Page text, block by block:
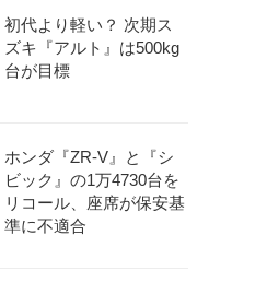
初代より軽い？ 次期ス
ズキ『アルト』は500kg
台が目標
ホンダ『ZR-V』と『シ
ビック』の1万4730台を
リコール、座席が保安基
準に不適合